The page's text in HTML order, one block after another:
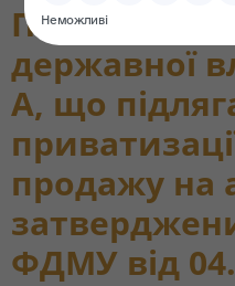
Перелік
державної
А, що
продажу на
ФДМУ від